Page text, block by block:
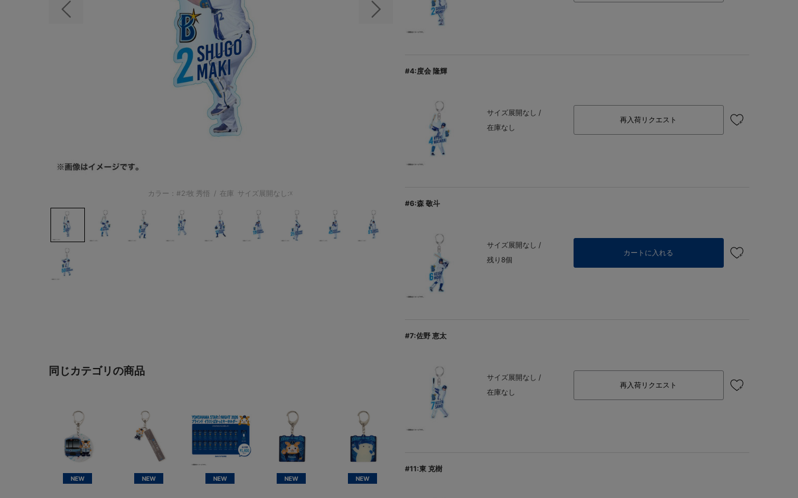
前の画像 次の画像
カラー：#2:牧 秀悟 / 在庫 サイズ展開なし:☓
同じカテゴリの商品
NEW NEW NEW NEW NEW
#4:度会 隆輝
サイズ展開なし /
在庫なし
再入荷リクエスト
#6:森 敬斗
サイズ展開なし /
残り8個
カートに入れる
#7:佐野 恵太
サイズ展開なし /
在庫なし
再入荷リクエスト
#11:東 克樹